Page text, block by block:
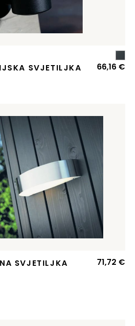
SVJETILJKA 66,16 €
SVJETILJKA 71,72 €